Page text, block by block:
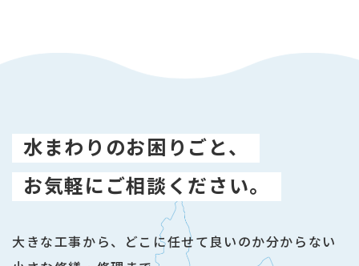
水まわりのお困りごと、
お気軽にご相談ください。
大きな工事から、どこに任せて良いのか分からない